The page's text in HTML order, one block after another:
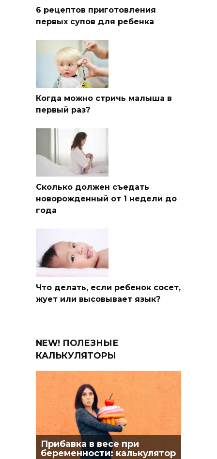
6 рецептов приготовления
первых супов для ребенка
Когда можно стричь малыша в
первый раз?
Сколько должен съедать
новорожденный от 1 недели до
года
Что делать, если ребенок сосет,
жует или высовывает язык?
NEW! ПОЛЕЗНЫЕ
КАЛЬКУЛЯТОРЫ
Прибавка в весе при
беременности: калькулятор